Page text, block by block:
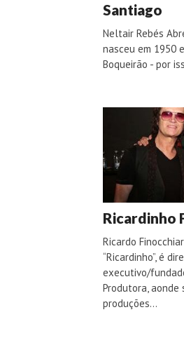
Santiago
Neltair Rebés
nasceu em 1950
Boqueirão - por
Ricardinho
Ricardo
“Ricardinho”, é
executivo/
Produtora, aonde
produções…